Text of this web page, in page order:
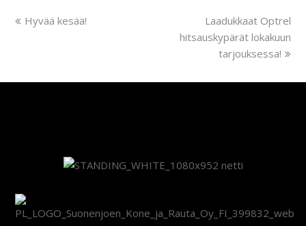
previous
Hyvää kesää!
next
post:
Laadukkaat Optrel
hitsauskypärät lokakuun
tarjouksessa!